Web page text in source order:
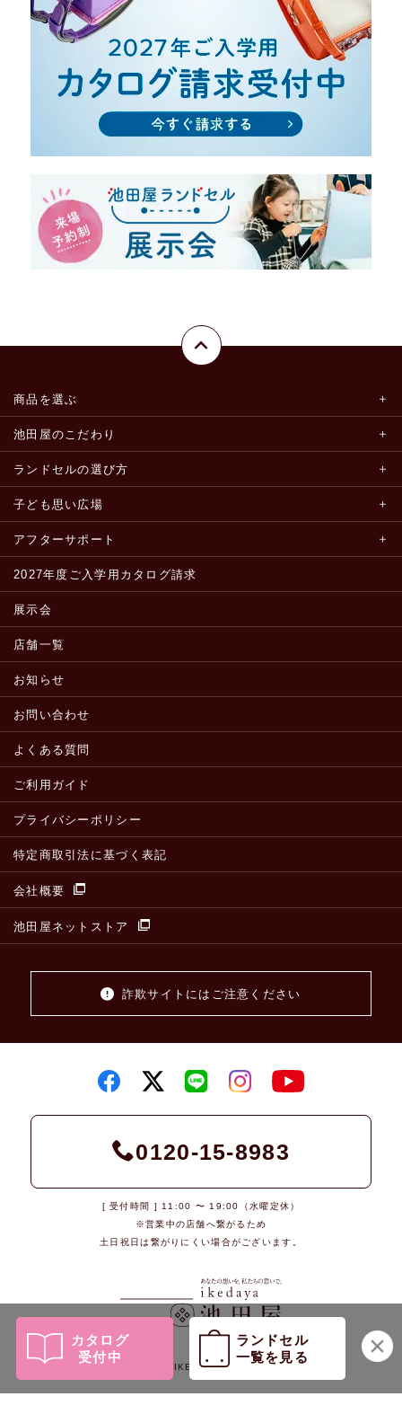
カタログ
受付中
ランドセル
一覧を見る
商品を選ぶ
池田屋のこだわり
ランドセルの選び方
子ども思い広場
アフターサポート
2027年度ご入学用カタログ請求
展示会
店舗一覧
お知らせ
お問い合わせ
よくある質問
ご利用ガイド
プライバシーポリシー
特定商取引法に基づく表記
会社概要
池田屋ネットストア
詐欺サイトにはご注意ください
0120-15-8983
[ 受付時間 ] 11:00 〜 19:00（水曜定休）
※営業中の店舗へ繋がるため
土日祝日は繋がりにくい場合がございます。
© 2026 IKEDAYA Co., Ltd.